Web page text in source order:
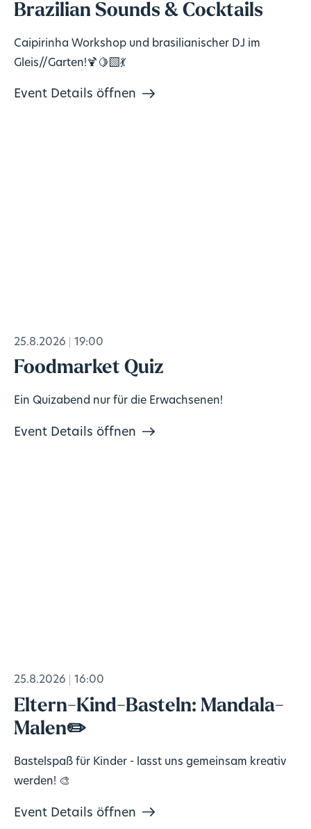
Brazilian Sounds & Cocktails
Caipirinha Workshop und brasilianischer DJ im
Gleis//Garten!🍹🍋‍🟩💃
Event Details öffnen
25.8.2026 19:00
Foodmarket Quiz
Ein Quizabend nur für die Erwachsenen!
Event Details öffnen
25.8.2026 16:00
Eltern-Kind-Basteln: Mandala-
Malen✏️
Bastelspaß für Kinder - lasst uns gemeinsam kreativ
werden! 🎨
Event Details öffnen